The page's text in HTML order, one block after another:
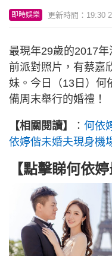
即時娛樂 更新時間：19:30
最現年29歲的2017
前派對照片，有蔡嘉
妹。今日（13日）何
備周末舉行的婚禮！
【相關閱讀】 ： 何依
依婷偕未婚夫現身機
【點擊睇何依